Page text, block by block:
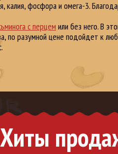
калия, фосфора и омега-3.
с перцем или без него. В
по разумной цене подойдет к
Хиты